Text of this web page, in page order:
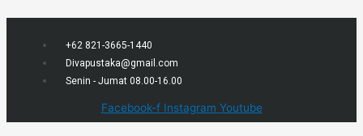
ke
+62 821-3665-1440
Divapustaka@gmail.com
Senin - Jumat 08.00-16.00
Facebook-f Instagram Youtube
Ngobrol
Soal
Agama